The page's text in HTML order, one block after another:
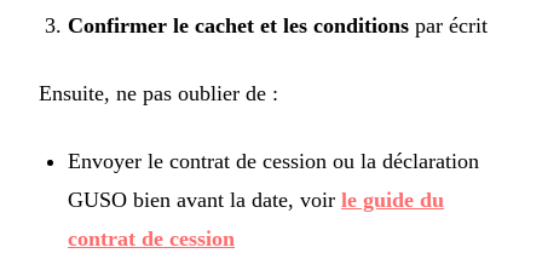
Confirmer le cachet et les conditions par écrit
Ensuite, ne pas oublier de :
Envoyer le contrat de cession ou la déclaration
GUSO bien avant la date, voir le guide du
contrat de cession